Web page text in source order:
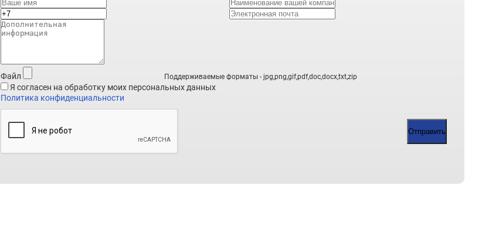
РАМПА АЗОТНАЯ страховой запас №3 высота-2000мм,
ширина-1600мм, глубина-1000
ГРПШ-РДНК-400М-1/1-4-300-ОГ-У высота-2300мм,
ширина-2300мм пустой
каркас Пушкино высота-2300мм, ширина-330мм,
заказ № 875 ГРС Краснодонская РДСК-50(РДНК-32)-1/1-4-
950 000
Файл Поддерживаемые форматы - jpg,png,gif,pdf,doc,docx,txt,zip
Я согласен на обработку моих персональных данных
Политика конфиденциальности
Отправить